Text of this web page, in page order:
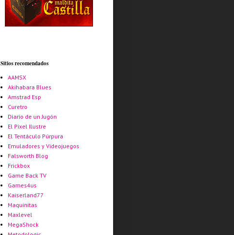
Sitios recomendados
AAMSX
Akihabara Blues
Amstrad Esp
Curetro
Diario de un Jugón
El Pixel Ilustre
El Tentáculo Púrpura
Emuladores y Videojuegos
Falsworth Blog
Frickbox
Game Back TV
Games4us
Kaiserland77
Maquinitas
Maxlevel
MegaShock